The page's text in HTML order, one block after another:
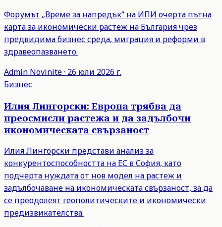
Форумът „Време за напредък“ на ИПИ очерта пътна
карта за икономически растеж на България чрез
предвидима бизнес среда, миграция и реформи в
здравеопазването.
Admin Novinite· 26 юли 2026 г.
Бизнес
Илия Лингорски: Европа трябва да
преосмисли растежа и да задълбочи
икономическата свързаност
Илия Лингорски представи анализ за
конкурентоспособността на ЕС в София, като
подчерта нуждата от нов модел на растеж и
задълбочаване на икономическата свързаност, за да
се преодолеят геополитическите и икономически
предизвикателства.